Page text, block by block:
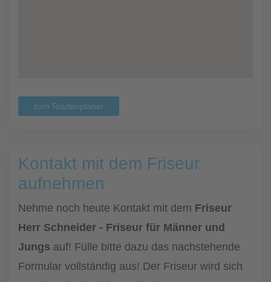
zum Routenplaner
Kontakt mit dem Friseur
aufnehmen
Nehme noch heute Kontakt mit dem Friseur
Herr Schneider - Friseur für Männer und
Jungs auf! Fülle bitte dazu das nachstehende
Formular vollständig aus! Der Friseur wird sich